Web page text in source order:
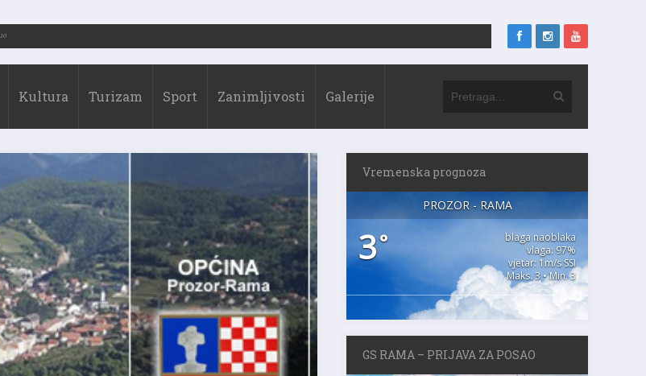
31.07.2026. 19:10
Kultura Turizam Sport Zanimljivosti Galerije
Vremenska prognoza
PROZOR - RAMA
3°
blaga naoblaka
vlaga: 97%
vjetar: 1m/s SSI
Maks. 3 • Min. 3
GS RAMA – PRIJAVA ZA POSAO